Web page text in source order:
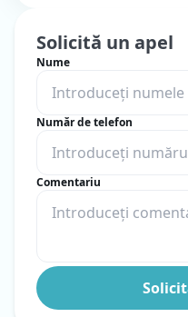
Solicită un apel
Nume
Număr de telefon
Comentariu